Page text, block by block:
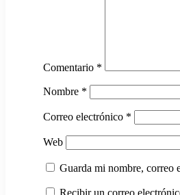
Comentario *
Nombre *
Correo electrónico *
Web
Guarda mi nombre, correo
Recibir un correo